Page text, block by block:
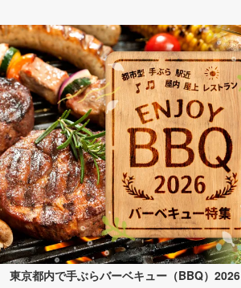
東京都内で手ぶらバーベキュー（BBQ）2026